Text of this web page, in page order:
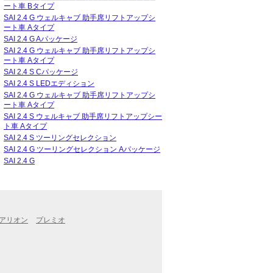
ート車 Bタイプ
SAI 2.4 G ウェルキャブ 助手席リフトアップシ
ート車 Aタイプ
SAI 2.4 G Aパッケージ
SAI 2.4 G ウェルキャブ 助手席リフトアップシ
ート車 Aタイプ
SAI 2.4 S Cパッケージ
SAI 2.4 S LEDエディション
SAI 2.4 G ウェルキャブ 助手席リフトアップシ
ート車 Aタイプ
SAI 2.4 S ウェルキャブ 助手席リフトアップシー
ト車 Aタイプ
SAI 2.4 S ツーリングセレクション
SAI 2.4 G ツーリングセレクション Aパッケージ
SAI 2.4 G
アリオン プレミオ